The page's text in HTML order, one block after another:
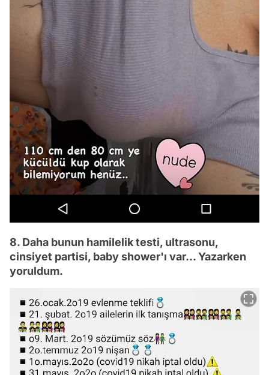
8. Daha bunun hamilelik testi, ultrasonu,
cinsiyet partisi, baby shower'ı var... Yazarken
yoruldum.